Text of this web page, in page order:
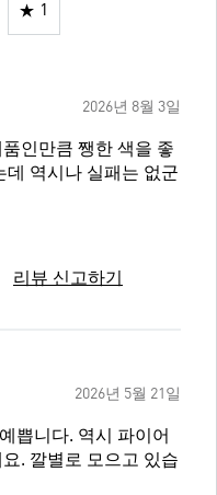
1
2026년 8월 3일
인만큼 쨍한 색을 좋
데 역시나 실패는 없군
리뷰 신고하기
2026년 5월 21일
쁩니다. 역시 파이어
. 깔별로 모으고 있습